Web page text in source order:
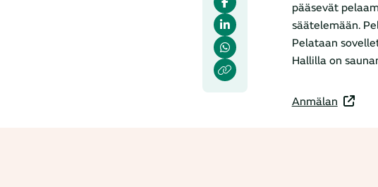
pääsevät
säätelemään.
Pelataan
Hallilla on
Anmälan